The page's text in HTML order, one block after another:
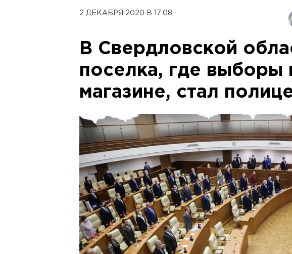
2 ДЕКАБРЯ 2020 В 17:08
В Свердловской
поселка, где выборы
магазине, стал